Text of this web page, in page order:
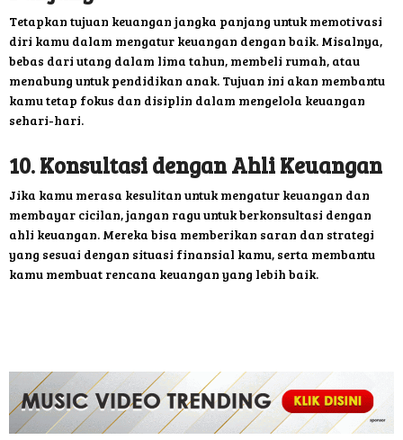
Tetapkan tujuan keuangan jangka panjang untuk memotivasi
diri kamu dalam mengatur keuangan dengan baik. Misalnya,
bebas dari utang dalam lima tahun, membeli rumah, atau
menabung untuk pendidikan anak. Tujuan ini akan membantu
kamu tetap fokus dan disiplin dalam mengelola keuangan
sehari-hari.
10. Konsultasi dengan Ahli Keuangan
Jika kamu merasa kesulitan untuk mengatur keuangan dan
membayar cicilan, jangan ragu untuk berkonsultasi dengan
ahli keuangan. Mereka bisa memberikan saran dan strategi
yang sesuai dengan situasi finansial kamu, serta membantu
kamu membuat rencana keuangan yang lebih baik.